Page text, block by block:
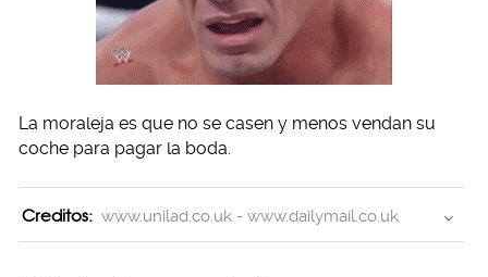
La moraleja es que no se casen y menos vendan su
coche para pagar la boda.
Creditos: www.unilad.co.uk - www.dailymail.co.uk